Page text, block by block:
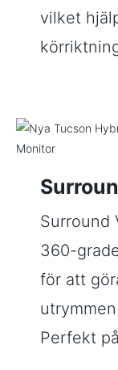
vilket
Surround
360-
för att
Perfekt